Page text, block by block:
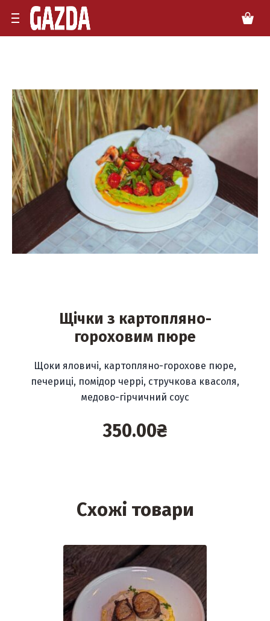
Щічки з картопляно-
гороховим пюре
Щоки яловичі, картопляно-горохове пюре,
печериці, помідор черрі, стручкова квасоля,
медово-гірчичний соус
350.00₴
Схожі товари